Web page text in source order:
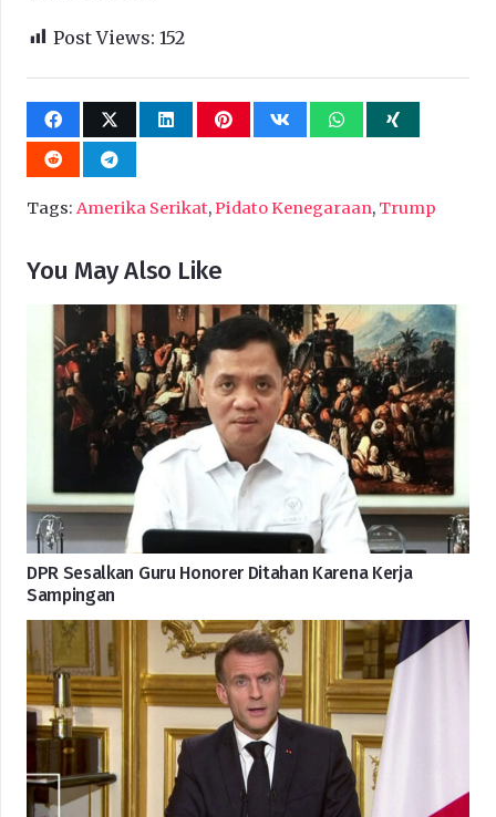
Post Views: 152
Tags: Amerika Serikat,Pidato Kenegaraan, Trump
You May Also Like
DPR Sesalkan Guru Honorer Ditahan Karena Kerja
Sampingan